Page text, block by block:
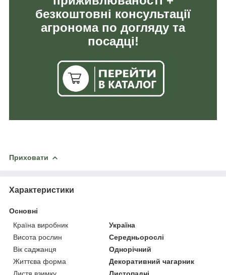
безкоштовні консультації
агронома по догляду та
посадці!
Приховати
Характеристики
Основні
Країна виробник
Україна
Висота рослин
Середньорослі
Вік саджанця
Однорічний
Життєва форма
Декоративний чагарник
Листя взимку
Листопадні